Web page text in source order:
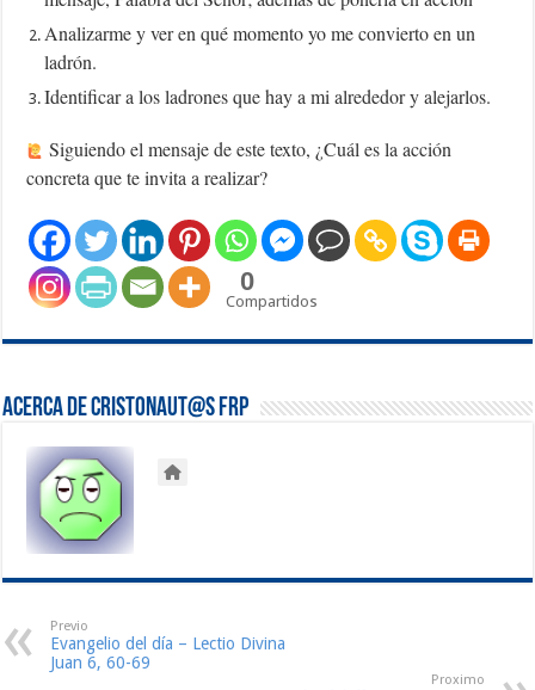
Analizarme y ver en qué momento yo me convierto en un
ladrón.
Identificar a los ladrones que hay a mi alrededor y alejarlos.
Siguiendo el mensaje de este texto, ¿Cuál es la acción
concreta que te invita a realizar?
0
Compartidos
Acerca de Cristonaut@s FRP
Previo
Evangelio del día – Lectio Divina
Juan 6, 60-69
Proximo